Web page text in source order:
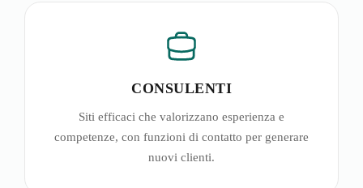
CONSULENTI
Siti efficaci che valorizzano esperienza e
competenze, con funzioni di contatto per generare
nuovi clienti.